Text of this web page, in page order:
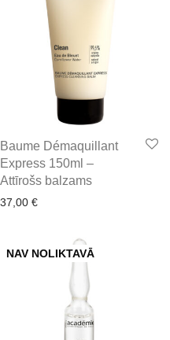
Baume Démaquillant
Express 150ml –
Attīrošs balzams
37,00 €
NAV NOLIKTAVĀ